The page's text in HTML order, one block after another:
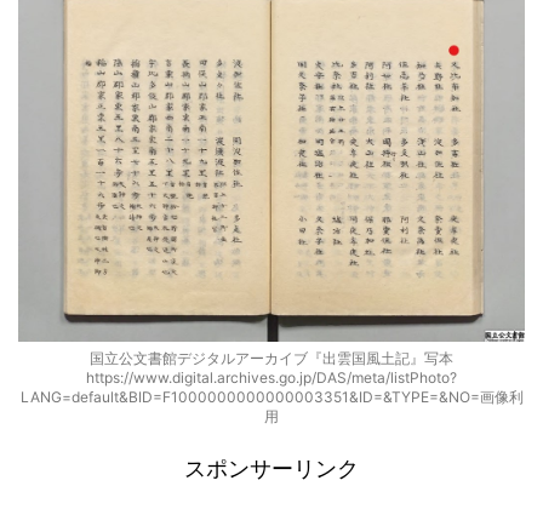
国立公文書館デジタルアーカイブ『出雲国風土記』写本
https://www.digital.archives.go.jp/DAS/meta/listPhoto?
LANG=default&BID=F1000000000000003351&ID=&TYPE=&NO=画像利
用
スポンサーリンク